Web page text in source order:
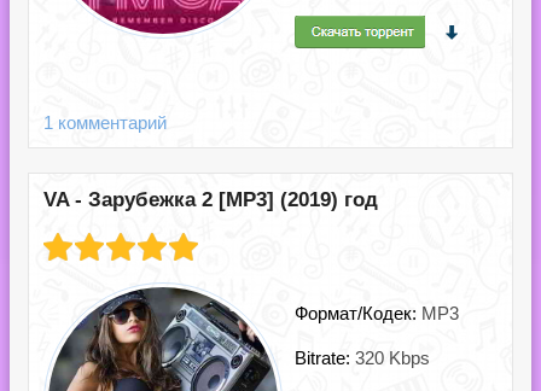
1 комментарий
VA - Зарубежка 2 [MP3] (2019) год
Формат/Кодек: MP3
Bitrate: 320 Kbps